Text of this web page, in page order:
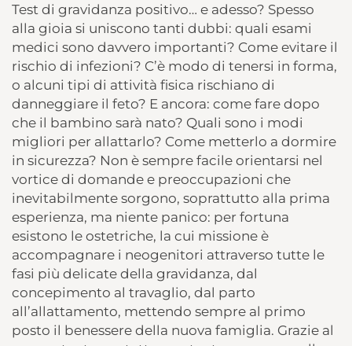
Test di gravidanza positivo… e adesso? Spesso
alla gioia si uniscono tanti dubbi: quali esami
medici sono davvero importanti? Come evitare il
rischio di infezioni? C’è modo di tenersi in forma,
o alcuni tipi di attività fisica rischiano di
danneggiare il feto? E ancora: come fare dopo
che il bambino sarà nato? Quali sono i modi
migliori per allattarlo? Come metterlo a dormire
in sicurezza? Non è sempre facile orientarsi nel
vortice di domande e preoccupazioni che
inevitabilmente sorgono, soprattutto alla prima
esperienza, ma niente panico: per fortuna
esistono le ostetriche, la cui missione è
accompagnare i neogenitori attraverso tutte le
fasi più delicate della gravidanza, dal
concepimento al travaglio, dal parto
all’allattamento, mettendo sempre al primo
posto il benessere della nuova famiglia. Grazie al